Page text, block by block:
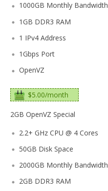
1000GB Monthly Bandwidth
1GB DDR3 RAM
1 IPv4 Address
1Gbps Port
OpenVZ
$5.00/month
2GB OpenVZ Special
2.2+ GHz CPU @ 4 Cores
50GB Disk Space
2000GB Monthly Bandwidth
2GB DDR3 RAM